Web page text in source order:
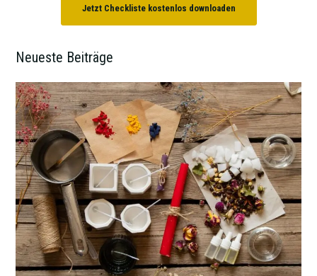
Jetzt Checkliste kostenlos downloaden
Neueste Beiträge